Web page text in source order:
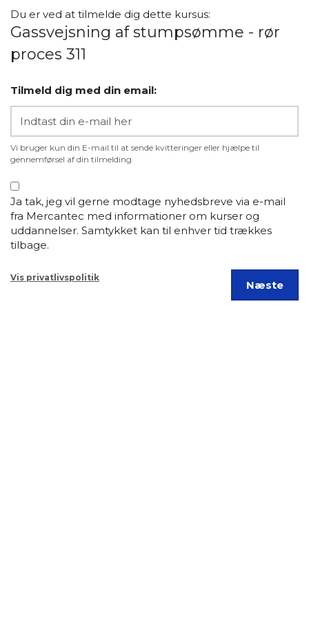
Du er ved at tilmelde dig dette kursus:
Gassvejsning af stumpsømme - rør
proces 311
Tilmeld dig med din email:
Vi bruger kun din E-mail til at sende kvitteringer eller hjælpe til
gennemførsel af din tilmelding
Ja tak, jeg vil gerne modtage nyhedsbreve via e-mail
fra Mercantec med informationer om kurser og
uddannelser. Samtykket kan til enhver tid trækkes
tilbage.
Vis privatlivspolitik